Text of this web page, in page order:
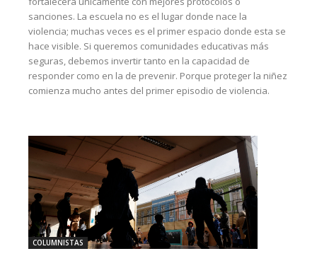
sanciones. La escuela no es el lugar donde nace la
violencia; muchas veces es el primer espacio donde esta se
hace visible. Si queremos comunidades educativas más
seguras, debemos invertir tanto en la capacidad de
responder como en la de prevenir. Porque proteger la niñez
comienza mucho antes del primer episodio de violencia.
COLUMNISTAS